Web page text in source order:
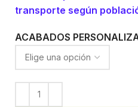
transporte según
ACABADOS